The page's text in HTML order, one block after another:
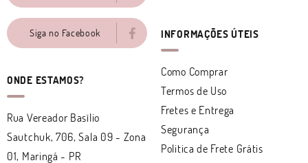
Siga no Facebook
ONDE ESTAMOS?
Rua Vereador Basílio
Sautchuk, 706, Sala 09 - Zona
01, Maringá - PR
INFORMAÇÕES ÚTEIS
Como Comprar
Termos de Uso
Fretes e Entrega
Segurança
Politica de Frete Grátis